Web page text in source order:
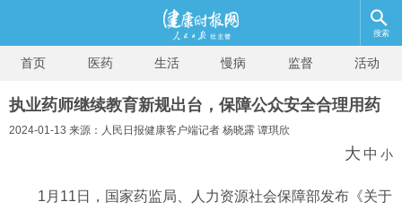
搜索
首页 医药 生活 慢病 监督 活动
执业药师继续教育新规出台，保障公众安全合理用药
2024-01-13 来源：人民日报健康客户端记者 杨晓露 谭琪欣
大 中 小
1月11日，国家药监局、人力资源社会保障部发布《关于